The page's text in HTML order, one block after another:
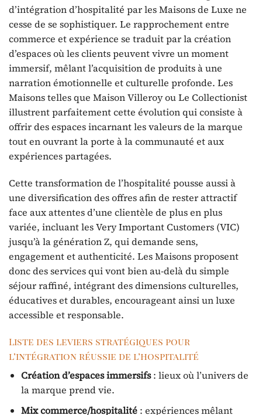
d’intégration d’hospitalité par les Maisons de Luxe ne
cesse de se sophistiquer. Le rapprochement entre
commerce et expérience se traduit par la création
d’espaces où les clients peuvent vivre un moment
immersif, mêlant l’acquisition de produits à une
narration émotionnelle et culturelle profonde. Les
Maisons telles que Maison Villeroy ou Le Collectionist
illustrent parfaitement cette évolution qui consiste à
offrir des espaces incarnant les valeurs de la marque
tout en ouvrant la porte à la communauté et aux
expériences partagées.
Cette transformation de l’hospitalité pousse aussi à
une diversification des offres afin de rester attractif
face aux attentes d’une clientèle de plus en plus
variée, incluant les Very Important Customers (VIC)
jusqu’à la génération Z, qui demande sens,
engagement et authenticité. Les Maisons proposent
donc des services qui vont bien au-delà du simple
séjour raffiné, intégrant des dimensions culturelles,
éducatives et durables, encourageant ainsi un luxe
accessible et responsable.
Liste des leviers stratégiques pour
l’intégration réussie de l’hospitalité
Création d’espaces immersifs: lieux où l’univers de
la marque prend vie.
Mix commerce/hospitalité: expériences mêlant